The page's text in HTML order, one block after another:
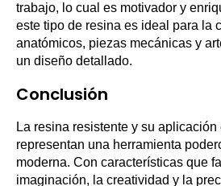
trabajo, lo cual es motivador y
este tipo de resina es ideal para la
anatómicos, piezas mecánicas y
un diseño detallado.
Conclusión
La resina resistente y su
representan una herramienta
moderna. Con características que
imaginación, la creatividad y la